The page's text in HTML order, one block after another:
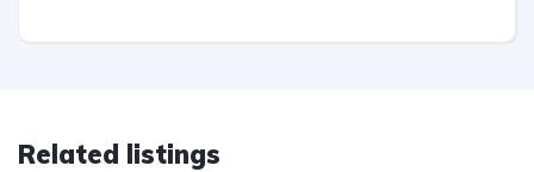
Related listings